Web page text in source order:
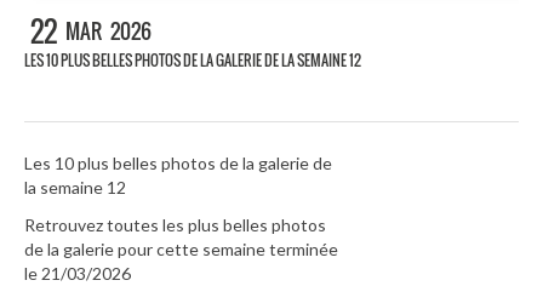
22 MAR 2026
LES 10 PLUS BELLES PHOTOS DE LA GALERIE DE LA SEMAINE 12
Les 10 plus belles photos de la galerie de
la semaine 12
Retrouvez toutes les plus belles photos
de la galerie pour cette semaine terminée
le 21/03/2026